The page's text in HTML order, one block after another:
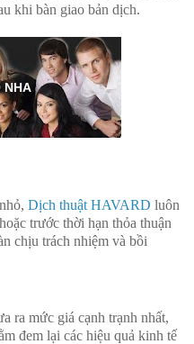
khi bàn giao bản dịch.
NHA
Dịch thuật HAVARD luôn
trước thời hạn thỏa thuận
chịu trách nhiệm và bồi
ra mức giá cạnh trạnh nhất,
đem lại các hiệu quả kinh tế